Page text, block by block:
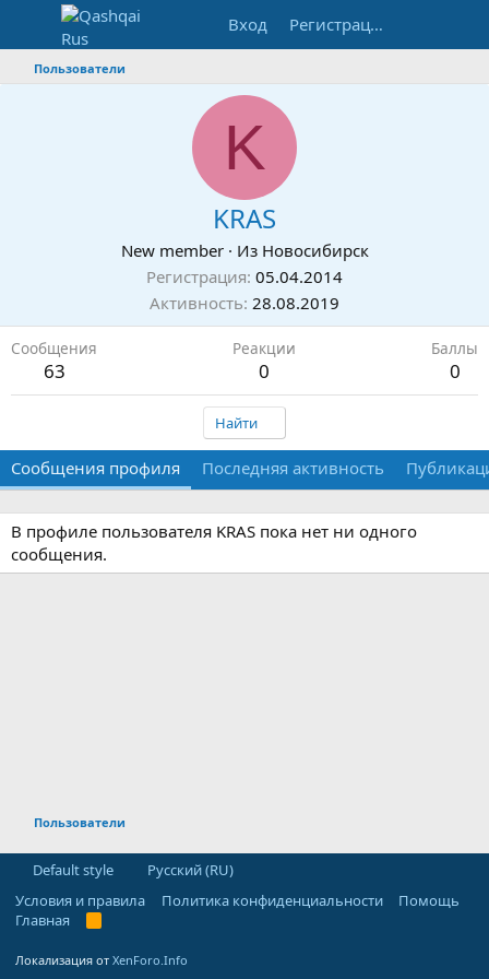
Вход Регистрация
Пользователи
K
KRAS
New member · Из Новосибирск
Регистрация 05.04.2014
Активность 28.08.2019
Сообщения
63
Реакции
0
Баллы
0
Найти
Сообщения профиля Последняя активность
В профиле пользователя KRAS пока нет ни одного
сообщения.
Пользователи
Default style
Русский (RU)
Условия и правила
Политика конфиденциальности
Помощь
Главная
R
Локализация от XenForo.Info